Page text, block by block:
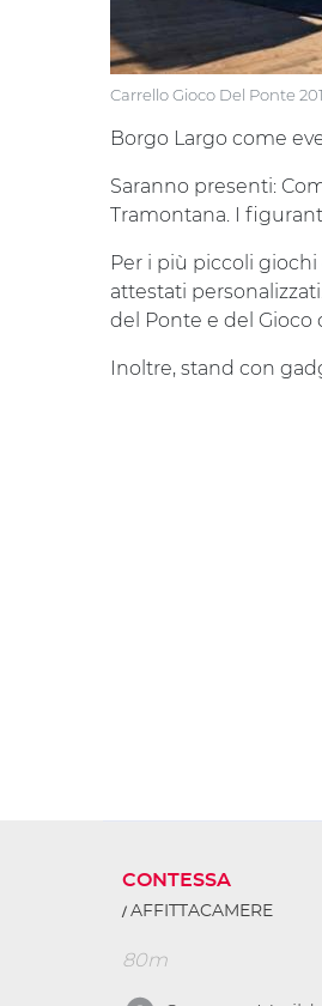
Carrello Gioco Del Ponte
Borgo Largo come
Saranno presenti:
Tramontana. I
Per i più piccoli
attestati
del Ponte e del Gioco
Inoltre, stand con
CONTESSA
AFFITTACAMERE
80m